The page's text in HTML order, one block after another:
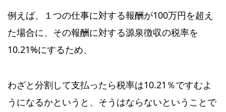
例えば、１つの仕事に対する報酬が100万円を超え
た場合に、その報酬に対する源泉徴収の税率を
10.21%にするため、
わざと分割して支払ったら税率は10.21％ですむよ
うになるかというと、そうはならないということで